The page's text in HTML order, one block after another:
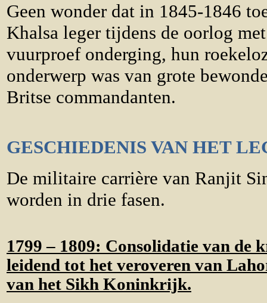
Geen wonder dat in 1845-1846
Khalsa leger tijdens de oorlog
vuurproef onderging, hun
onderwerp was van grote
Britse commandanten.
GESCHIEDENIS VAN HET
De militaire carrière van Ranjit
worden in drie fasen.
1799 – 1809: Consolidatie van de
leidend tot het veroveren van
van het Sikh Koninkrijk.